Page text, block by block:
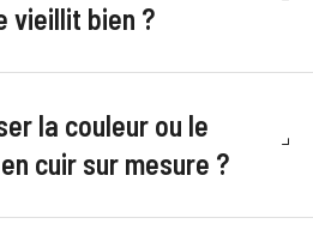
vieillit bien ?
la couleur ou le
cuir sur mesure ?